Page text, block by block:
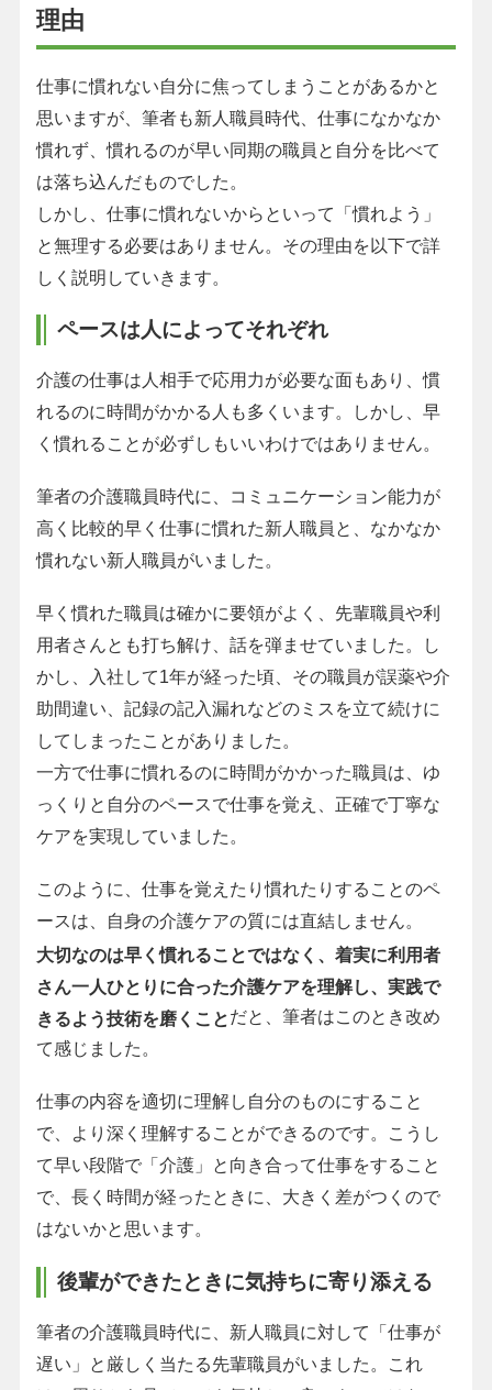
理由
仕事に慣れない自分に焦ってしまうことがあるかと
思いますが、筆者も新人職員時代、仕事になかなか
慣れず、慣れるのが早い同期の職員と自分を比べて
は落ち込んだものでした。
しかし、仕事に慣れないからといって「慣れよう」
と無理する必要はありません。その理由を以下で詳
しく説明していきます。
ペースは人によってそれぞれ
介護の仕事は人相手で応用力が必要な面もあり、慣
れるのに時間がかかる人も多くいます。しかし、早
く慣れることが必ずしもいいわけではありません。
筆者の介護職員時代に、コミュニケーション能力が
高く比較的早く仕事に慣れた新人職員と、なかなか
慣れない新人職員がいました。
早く慣れた職員は確かに要領がよく、先輩職員や利
用者さんとも打ち解け、話を弾ませていました。し
かし、入社して1年が経った頃、その職員が誤薬や介
助間違い、記録の記入漏れなどのミスを立て続けに
してしまったことがありました。
一方で仕事に慣れるのに時間がかかった職員は、ゆ
っくりと自分のペースで仕事を覚え、正確で丁寧な
ケアを実現していました。
このように、仕事を覚えたり慣れたりすることのペ
ースは、自身の介護ケアの質には直結しません。
大切なのは早く慣れることではなく、着実に利用者
さん一人ひとりに合った介護ケアを理解し、実践で
きるよう技術を磨くことだと、筆者はこのとき改め
て感じました。
仕事の内容を適切に理解し自分のものにすること
で、より深く理解することができるのです。こうし
て早い段階で「介護」と向き合って仕事をすること
で、長く時間が経ったときに、大きく差がつくので
はないかと思います。
後輩ができたときに気持ちに寄り添える
筆者の介護職員時代に、新人職員に対して「仕事が
遅い」と厳しく当たる先輩職員がいました。これ